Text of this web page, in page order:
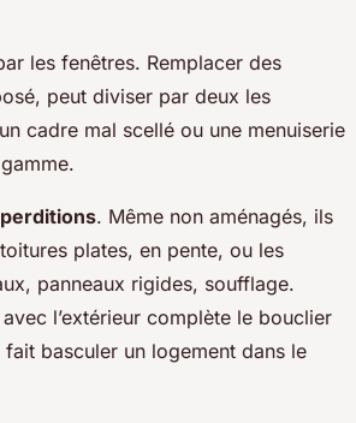
les fenêtres. Remplacer des
peut diviser par deux les
cadre mal scellé ou une menuiserie
. Même non aménagés, ils
plates, en pente, ou les
panneaux rigides, soufflage.
l’extérieur complète le bouclier
basculer un logement dans le